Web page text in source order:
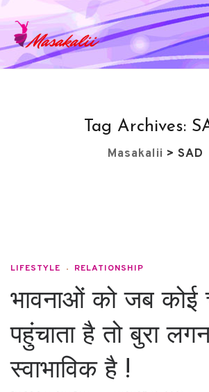
Tag Archives:
Masakalii > SAD
LIFESTYLE RELATIONSHIP
भावनाओं को जब कोई
पहुंचाता है तो बुरा
स्वाभाविक है !